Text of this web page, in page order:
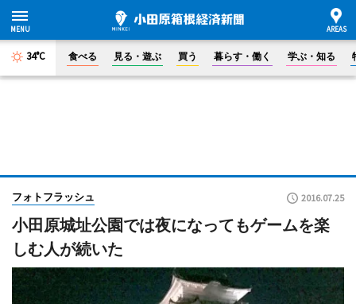
34°C 食べる 見る・遊ぶ 買う 暮らす・働く 学ぶ・知る
フォトフラッシュ 2016.07.25
小田原城址公園では夜になってもゲームを楽
しむ人が続いた